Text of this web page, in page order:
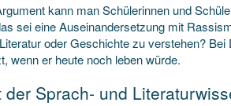
kann man Schülerinnen und
sei eine Auseinandersetzung mit
oder Geschichte zu verstehen?
wenn er heute noch leben würde.
der Sprach- und